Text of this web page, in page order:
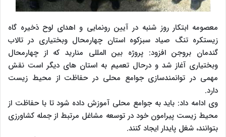
معصومه ابتکار روز شنبه در آیین رونمایی و اهدای لوح ذخیره گاه
زیستکره تنگ صیاد سبزکوه استان چهارمحال وبختیاری در تالاب
گندمان بروجن افزود: پروژه بین المللی منارید که از چهارمحال
وبختیاری آغاز شد و درحال تعمیم به استان های دیگر است نقش
مهمی در توانمندسازی جوامع محلی در حفاظت از محیط زیست
دارد.
وی ادامه داد: باید به جوامع محلی آموزش داده شود تا با حفاظت از
محیط زیست پیرامون خود در توسعه مشاغل مرتبط از جمله کشاورزی
بتوانند، شغل پایدار ایجاد کنند.